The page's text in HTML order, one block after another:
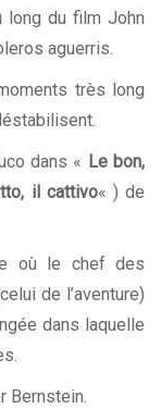
long du film John
aguerris.
très long
dans « Le bon,
il cattivo« ) de
où le chef des
de l’aventure)
dans laquelle
Bernstein.